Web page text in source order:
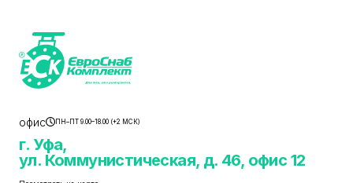
офис ПН–ПТ 9.00–18.00 (+2 МСК)
г. Уфа,
ул. Коммунистическая, д. 46, офис 12